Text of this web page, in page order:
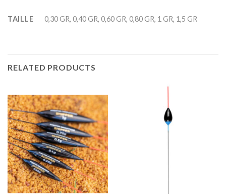
TAILLE 0,30 GR, 0,40 GR, 0,60 GR, 0,80 GR, 1 GR, 1,5 GR
RELATED PRODUCTS